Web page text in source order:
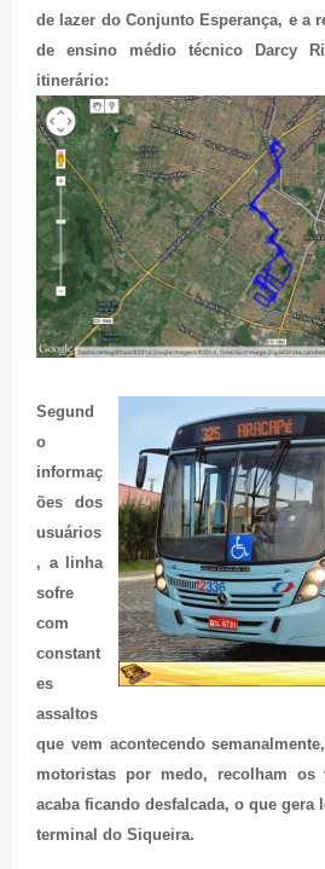
de lazer do Conjunto Esperança, e a
de ensino médio técnico Darcy
itinerário:
Segund
o
informaç
ões dos
usuários
, a linha
sofre
com
constant
es
assaltos
que vem acontecendo
motoristas por medo, recolham
acaba ficando desfalcada, o que gera
terminal do Siqueira.